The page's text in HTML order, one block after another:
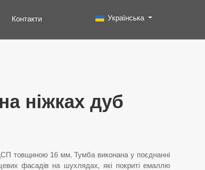
Контакти
Пошук
Type 2 or more characters for results.
Виберіть свою мову
Українська
ніжках дуб
товщиною 16 мм. Тумба виконана у поєднанні
фасадів на шухлядах, які покриті емаллю